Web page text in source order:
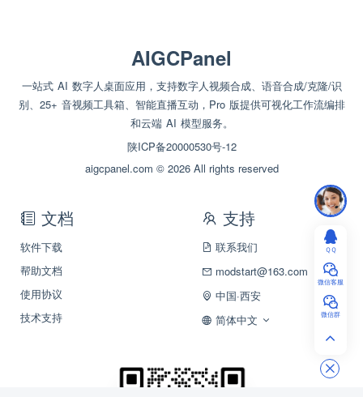
AIGCPanel
一站式 AI 数字人桌面应用，支持数字人视频合成、语音合成/克隆/识
别、25+ 音视频工具箱、智能直播互动，Pro 版提供可视化工作流编排
和云端 AI 模型服务。
陕ICP备20000530号-12
aigcpanel.com © 2026 All rights reserved
文档
软件下载
帮助文档
使用协议
技术支持
支持
联系我们
modstart@163.com
中国·西安
简体中文
ＱＱ
微信客服
微信群